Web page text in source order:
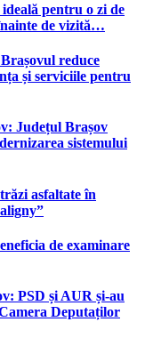
pentru o zi de
de vizită…
reduce
și serviciile pentru
Județul Brașov
sistemului
asfaltate în
de examinare
PSD și AUR și-au
Deputaților